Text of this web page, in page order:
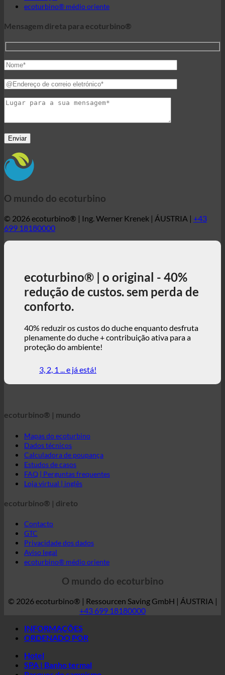
O mundo do ecoturbino
© 2026 ecoturbino® | Ing. Werner Krenek | ÁUSTRIA |
699 18180000
ecoturbino® | o original - 40%
redução de custos. sem perda de
conforto.
plenamente do duche + contribuição ativa para a
proteção do ambiente!
3, 2, 1 ... e já está!
ecoturbino® | mundo
Mapas do ecoturbino
Loja virtual | inglês
ecoturbino® | direto
Contacto
GTC
Privacidade dos dados
Aviso legal
© 2026 ecoturbino® | Ressourcen Saving GmbH | ÁUSTRIA |
+43 699 18180000
INFORMAÇÕES
SPA | Banho termal
Parques de campismo
Lares de idosos
Centro desportivo
Sociedades
Residências de estudantes